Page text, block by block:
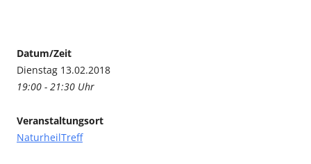
Datum/Zeit
Dienstag 13.02.2018
19:00 - 21:30 Uhr
Veranstaltungsort
NaturheilTreff